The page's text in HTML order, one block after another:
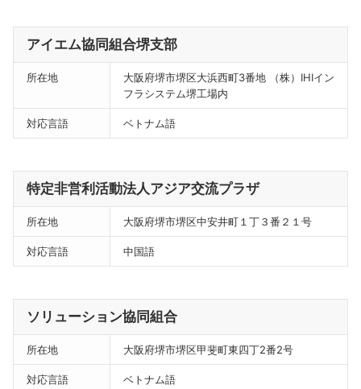
アイエム協同組合堺支部
所在地
大阪府堺市堺区大浜西町3番地 （株）IHIイン
フラシステム堺工場内
対応言語 ベトナム語
特定非営利活動法人アジア交流プラザ
所在地 大阪府堺市堺区中安井町１丁３番２１号
対応言語 中国語
ソリューション協同組合
所在地 大阪府堺市堺区甲斐町東四丁2番2号
対応言語 ベトナム語